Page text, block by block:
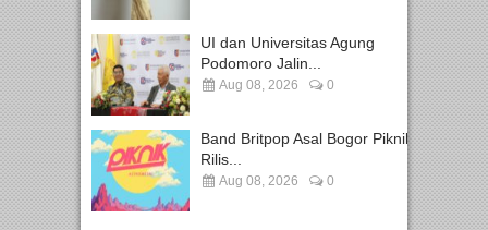
UI dan Universitas Agung
Podomoro Jalin...
Aug 08, 2026 0
Band Britpop Asal Bogor Piknik
Rilis...
Aug 08, 2026 0